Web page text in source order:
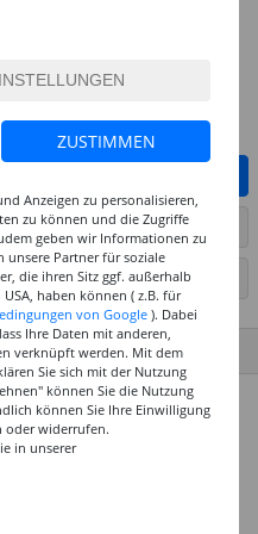
SETZEN
matter, farbloser Lack auf
vieler Untergründe
ZUSTIMMEN
Anzeigen zu personalisieren,
zu können und die Zugriffe
geben wir Informationen zu
unsere Partner für soziale
die ihren Sitz ggf. außerhalb
haben können ( z.B. für
von Google ). Dabei
Ihre Daten mit anderen,
verknüpft werden. Mit dem
Sie sich mit der Nutzung
können Sie die Nutzung
können Sie Ihre Einwilligung
oder widerrufen.
in unserer